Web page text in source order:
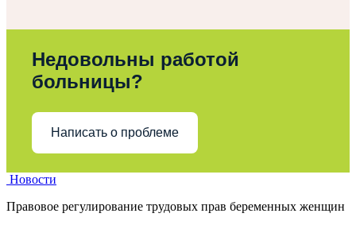
Недовольны работой
больницы?
Написать о проблеме
Новости
Правовое регулирование трудовых прав беременных женщин